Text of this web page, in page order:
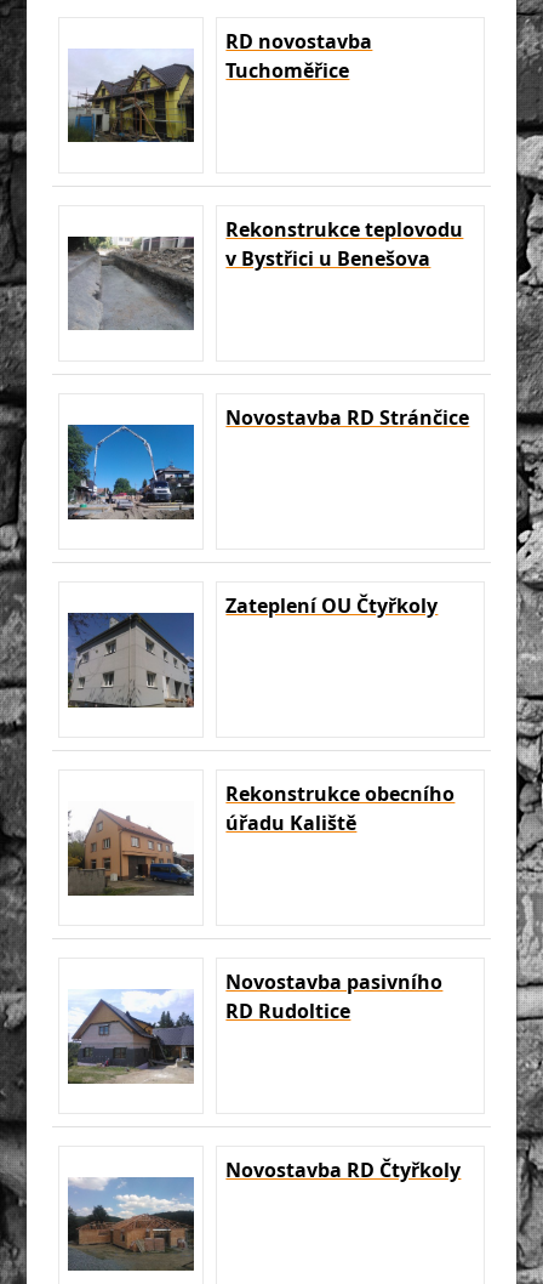
RD novostavba
Tuchoměřice
Rekonstrukce teplovodu
v Bystřici u Benešova
Novostavba RD Stránčice
Zateplení OU Čtyřkoly
Rekonstrukce obecního
úřadu Kaliště
Novostavba pasivního
RD Rudoltice
Novostavba RD Čtyřkoly